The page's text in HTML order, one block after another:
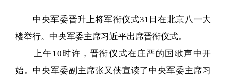
中央军委晋升上将军衔仪式31日在北京八一大
楼举行。中央军委主席习近平出席晋衔仪式。
上午10时许，晋衔仪式在庄严的国歌声中开
始。中央军委副主席张又侠宣读了中央军委主席习